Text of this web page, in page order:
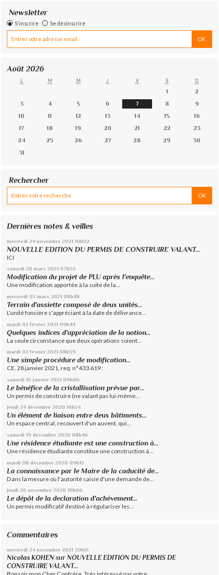
Newsletter
S'inscrire Se désinscrire
Août 2026
L M M J V S D
1
2
3
4 5 6 7 8
9
10
11 12 13 14 15
16
17
18 19 20 21 22
23
24
25 26 27 28 29
30
31
Rechercher
Dernières notes & veilles
mercredi 24 novembre 2021 10h02
NOUVELLE EDITION DU PERMIS DE CONSTRUIRE VALANT...
ICI
samedi 20 mars 2021 07h52
Modification du projet de PLU après l'enquête...
Une modification apportée à la suite de la...
mercredi 03 mars 2021 08h48
Terrain d'assiette composé de deux unités...
L'unité foncière s'appréciant à la date de délivrance...
mardi 02 février 2021 09h44
Quelques indices d'appréciation de la notion...
La seule circonstance que deux opérations soient...
mardi 02 février 2021 08h39
Une simple procédure de modification...
CE. 28 janvier 2021, req. n°433.619 :
samedi 16 janvier 2021 09h06
Le bénéfice de la cristallisation prévue par...
Un permis de construire (ne valant pas lui-même...
jeudi 24 décembre 2020 16h34
Un élément de liaison entre deux bâtiments...
Un espace central, recouvert d'un auvent, qui...
samedi 19 décembre 2020 08h46
Une résidence étudiante est une construction à...
Une résidence étudiante constitue une construction à...
mardi 08 décembre 2020 09h13
La connaissance par le Maire de la caducité de...
Dans la mesure où l'autorité saisie d'une demande de...
jeudi 26 novembre 2020 10h06
Le dépôt de la declaration d'achèvement...
Un permis modificatif destiné à régulariser les...
Commentaires
mercredi 24 novembre 2021 20h13
Nicolas KOHEN sur NOUVELLE EDITION DU PERMIS DE
CONSTRUIRE VALANT...